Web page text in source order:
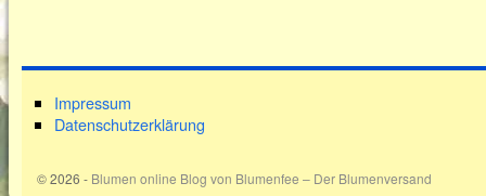
Impressum
Datenschutzerklärung
© 2026 - Blumen online Blog von Blumenfee – Der Blumenversand